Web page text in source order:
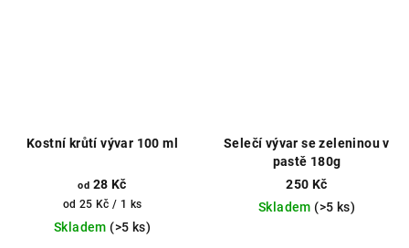
Kostní krůtí vývar 100 ml
od 28 Kč
Měrná
cena:
od 25 Kč / 1 ks
Skladem (>5 ks)
Selečí vývar se zeleninou v
pastě 180g
250 Kč
Skladem (>5 ks)